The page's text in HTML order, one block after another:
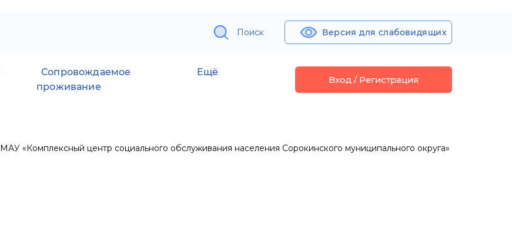
Поиск Версия для слабовидящих
Сопровождаемое
проживание
Ещё
Вход / Регистрация
МАУ «Комплексный центр социального обслуживания населения Сорокинского муниципального округа»